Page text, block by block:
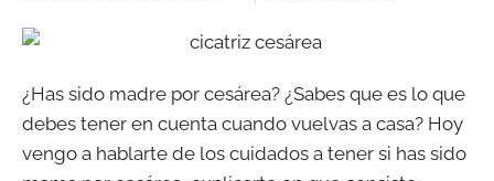
¿Has sido madre por cesárea? ¿Sabes que es lo que
debes tener en cuenta cuando vuelvas a casa? Hoy
vengo a hablarte de los cuidados a tener si has sido